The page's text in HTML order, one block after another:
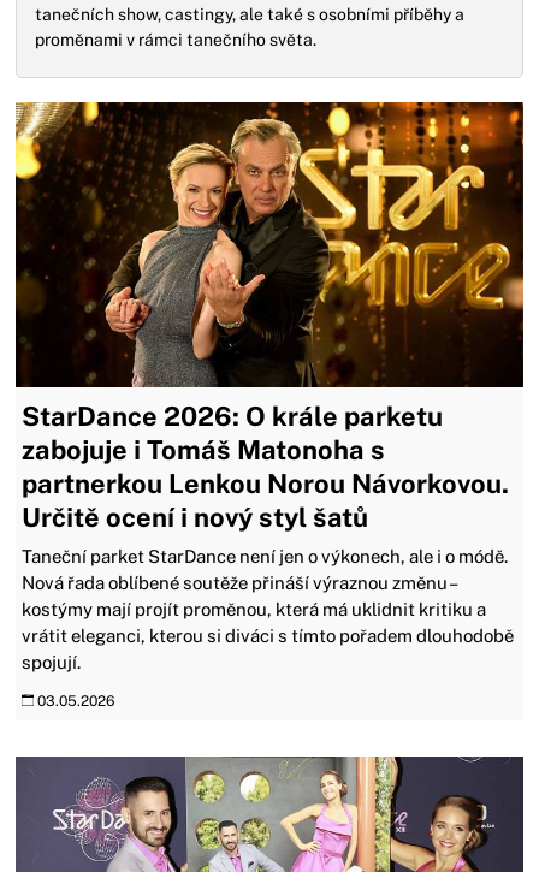
tanečních show, castingy, ale také s osobními příběhy a
proměnami v rámci tanečního světa.
StarDance 2026: O krále parketu
zabojuje i Tomáš Matonoha s
partnerkou Lenkou Norou Návorkovou.
Určitě ocení i nový styl šatů
Taneční parket StarDance není jen o výkonech, ale i o módě.
Nová řada oblíbené soutěže přináší výraznou změnu –
kostýmy mají projít proměnou, která má uklidnit kritiku a
vrátit eleganci, kterou si diváci s tímto pořadem dlouhodobě
spojují.
03.05.2026